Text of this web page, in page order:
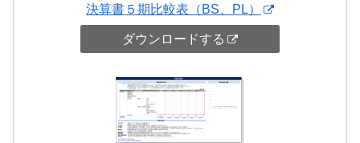
決算書５期比較表（BS、PL）
ダウンロードする